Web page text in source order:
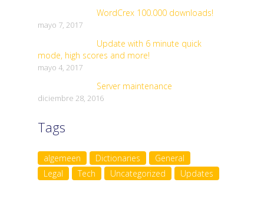
WordCrex 100.000 downloads!
mayo 7, 2017
Update with 6 minute quick
mode, high scores and more!
mayo 4, 2017
Server maintenance
diciembre 28, 2016
Tags
algemeen Dictionaries
General
Legal
Tech Uncategorized Updates